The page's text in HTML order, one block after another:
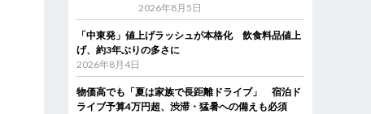
2026年8月5日
「中東発」値上げラッシュが本格化 飲食料品値上
げ、約3年ぶりの多さに
2026年8月4日
物価高でも「夏は家族で長距離ドライブ」 宿泊ド
ライブ予算4万円超、渋滞・猛暑への備えも必須